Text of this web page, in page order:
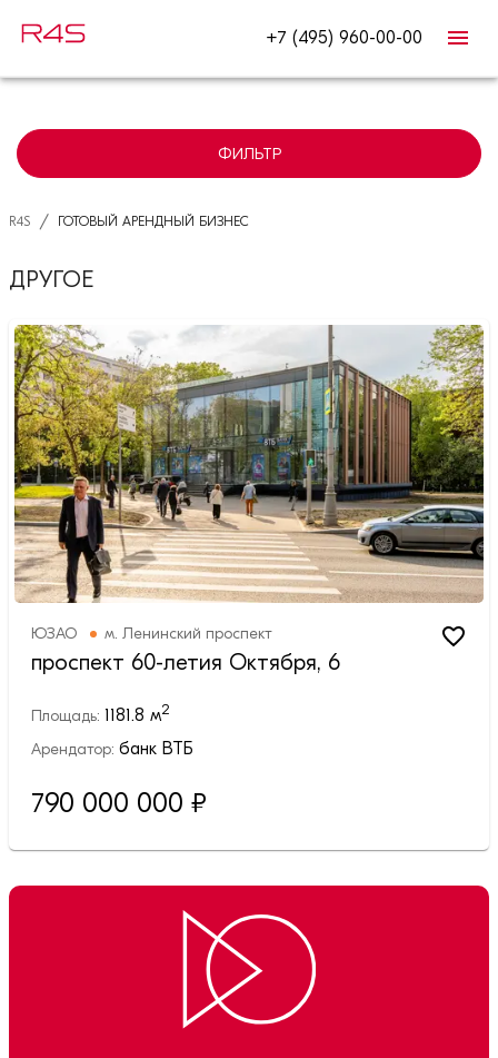
+7 (495) 960-00-00
ФИЛЬТР
R4S / ГОТОВЫЙ АРЕНДНЫЙ БИЗНЕС
ДРУГОЕ
ЮЗАО м. Ленинский проспект
проспект 60-летия Октября, 6
Площадь: 1181.8 м2
Арендатор: банк ВТБ
790 000 000 ₽